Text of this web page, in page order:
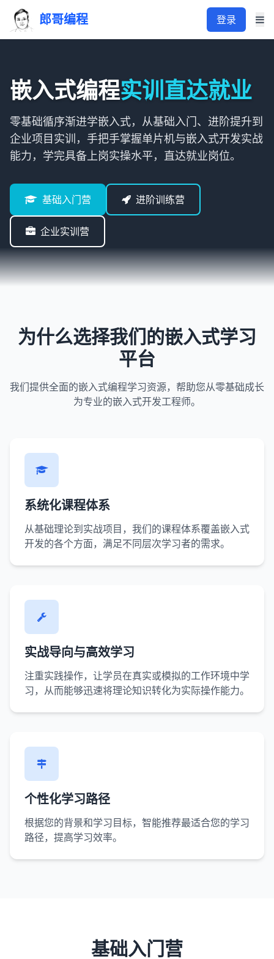
郎哥编程 登录
嵌入式编程实训直达就业
零基础循序渐进学嵌入式，从基础入门、进阶提升到
企业项目实训，手把手掌握单片机与嵌入式开发实战
能力，学完具备上岗实操水平，直达就业岗位。
基础入门营 进阶训练营
企业实训营
为什么选择我们的嵌入式学习
平台
我们提供全面的嵌入式编程学习资源，帮助您从零基础成长
为专业的嵌入式开发工程师。
系统化课程体系
从基础理论到实战项目，我们的课程体系覆盖嵌入式
开发的各个方面，满足不同层次学习者的需求。
实战导向与高效学习
注重实践操作，让学员在真实或模拟的工作环境中学
习，从而能够迅速将理论知识转化为实际操作能力。
个性化学习路径
根据您的背景和学习目标，智能推荐最适合您的学习
路径，提高学习效率。
基础入门营